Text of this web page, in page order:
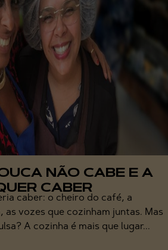
NÃO CABE E A
CABER
caber: o cheiro do café, a
as vozes que cozinham juntas. Mas
A cozinha é mais que lugar...